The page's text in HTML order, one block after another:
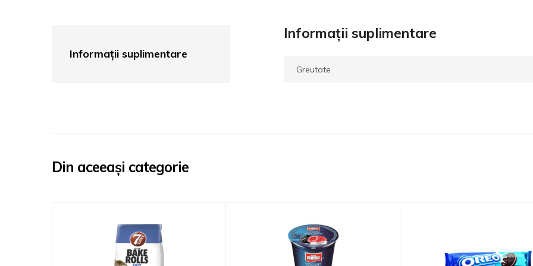
Informații suplimentare
Informații suplimentare
Greutate
Din aceeași categorie